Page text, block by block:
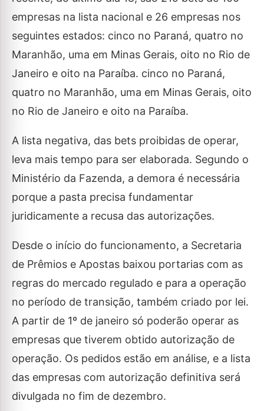
empresas na lista nacional e 26 empresas nos
seguintes estados: cinco no Paraná, quatro no
Maranhão, uma em Minas Gerais, oito no Rio de
Janeiro e oito na Paraíba. cinco no Paraná,
quatro no Maranhão, uma em Minas Gerais, oito
no Rio de Janeiro e oito na Paraíba.
A lista negativa, das bets proibidas de operar,
leva mais tempo para ser elaborada. Segundo o
Ministério da Fazenda, a demora é necessária
porque a pasta precisa fundamentar
juridicamente a recusa das autorizações.
Desde o início do funcionamento, a Secretaria
de Prêmios e Apostas baixou portarias com as
regras do mercado regulado e para a operação
no período de transição, também criado por lei.
A partir de 1º de janeiro só poderão operar as
empresas que tiverem obtido autorização de
operação. Os pedidos estão em análise, e a lista
das empresas com autorização definitiva será
divulgada no fim de dezembro.